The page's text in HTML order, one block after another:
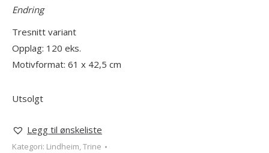
Endring
Tresnitt variant
Opplag: 120 eks.
Motivformat: 61 x 42,5 cm
Utsolgt
Legg til ønskeliste
Kategori: Lindheim, Trine